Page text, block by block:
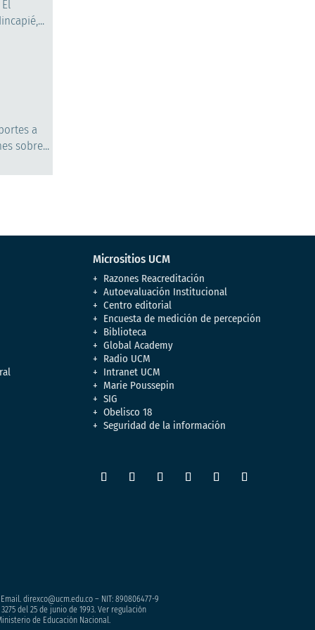
a
sobre...
Micrositios UCM
Razones Reacreditación
Autoevaluación Institucional
Centro editorial
Encuesta de medición de percepción
Biblioteca
Global Academy
Radio UCM
Intranet UCM
Marie Poussepin
SIG
Obelisco 18
Seguridad de la información
Email. direxco@ucm.edu.co – NIT: 890806477-9
del 25 de junio de 1993. Ver regulación
de Educación Nacional.